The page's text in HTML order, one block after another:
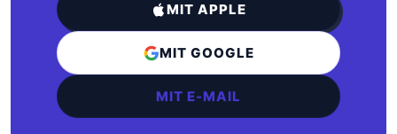
MIT APPLE
MIT GOOGLE
MIT E-MAIL